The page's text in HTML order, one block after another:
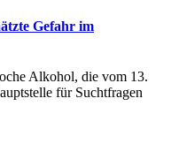
Gefahr im
Alkohol, die vom 13.
für Suchtfragen